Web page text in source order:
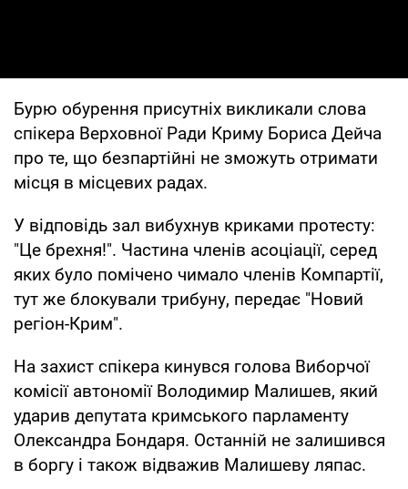
Бурю обурення присутніх викликали слова
спікера Верховної Ради Криму Бориса Дейча
про те, що безпартійні не зможуть отримати
місця в місцевих радах.
У відповідь зал вибухнув криками протесту:
"Це брехня!". Частина членів асоціації, серед
яких було помічено чимало членів Компартії,
тут же блокували трибуну, передає "Новий
регіон-Крим".
На захист спікера кинувся голова Виборчої
комісії автономії Володимир Малишев, який
ударив депутата кримського парламенту
Олександра Бондаря. Останній не залишився
в боргу і також відважив Малишеву ляпас.